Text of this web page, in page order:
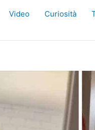
Video Curiosità